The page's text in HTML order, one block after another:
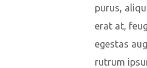
purus,
erat at,
egestas
rutrum